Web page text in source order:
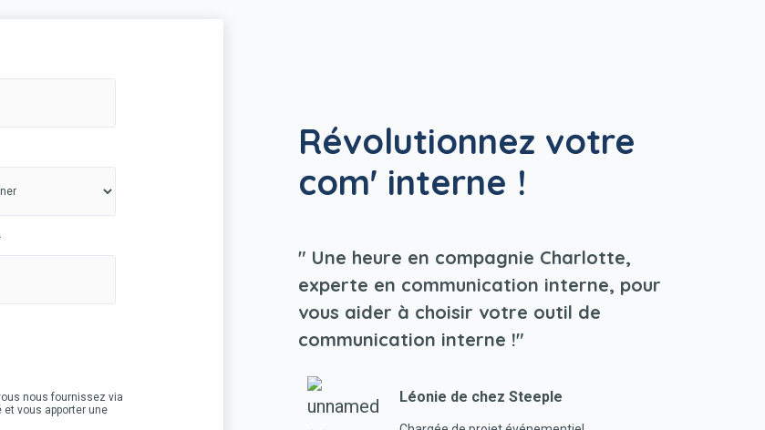
nous fournissez via
vous apporter une
Révolutionnez votre
com' interne !
" Une heure en compagnie Charlotte,
experte en communication interne, pour
vous aider à choisir votre outil de
communication interne !"
Léonie de chez Steeple